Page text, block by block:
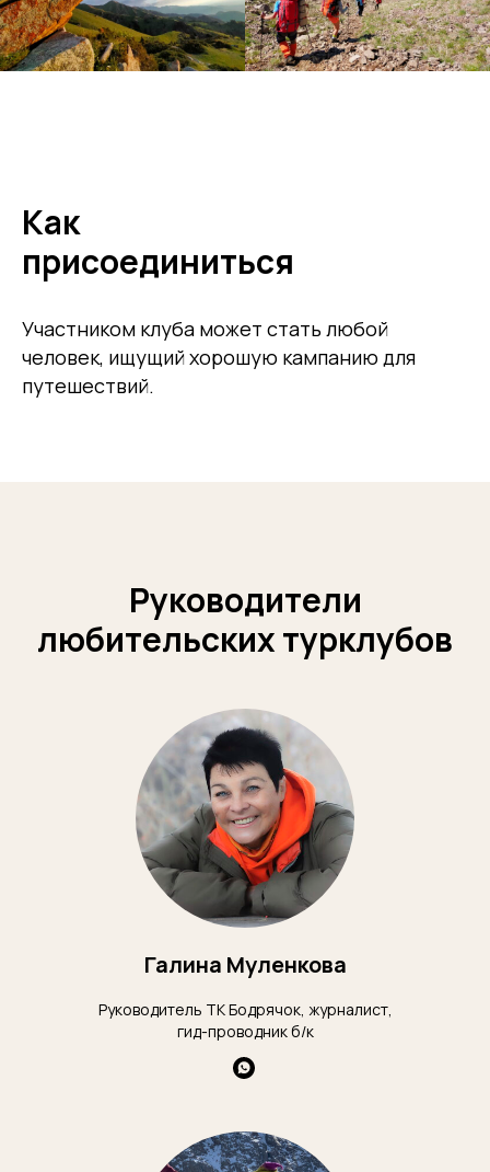
Как
присоединиться
Участником клуба может стать любой
человек, ищущий хорошую кампанию для
путешествий.
Руководители
любительских турклубов
Галина Муленкова
Руководитель ТК Бодрячок, журналист,
гид-проводник б/к